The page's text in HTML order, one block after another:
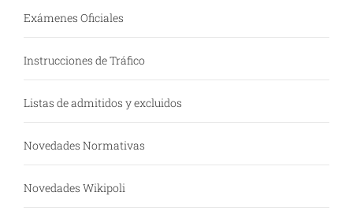
Exámenes Oficiales
Instrucciones de Tráfico
Listas de admitidos y excluidos
Novedades Normativas
Novedades Wikipoli